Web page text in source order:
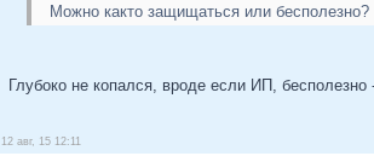
Можно както защищаться или бесполезно?
Глубоко не копался, вроде если ИП,
12 авг, 15 12:11